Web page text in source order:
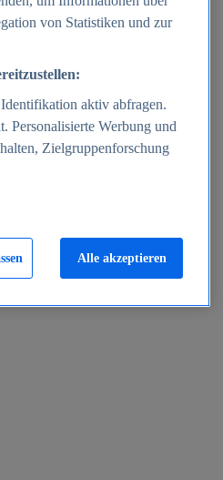
von Statistiken und zur
aktiv abfragen.
Personalisierte Werbung und
Zielgruppenforschung
Alle akzeptieren